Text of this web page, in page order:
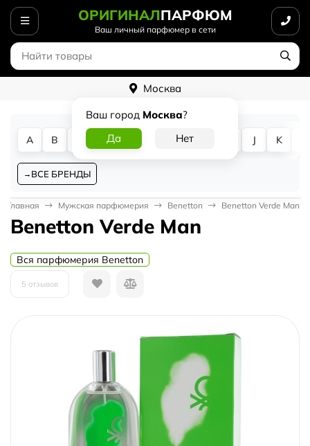
ОРИГИНАЛПАРФЮМ
Ваш личный парфюмер в сети
Москва
Ваш город Москва?
A B D G J K
ВСЕ БРЕНДЫ
Главная Мужская парфюмерия Benetton Benetton Verde Man
Benetton Verde Man
Вся парфюмерия Benetton
5 отзывов